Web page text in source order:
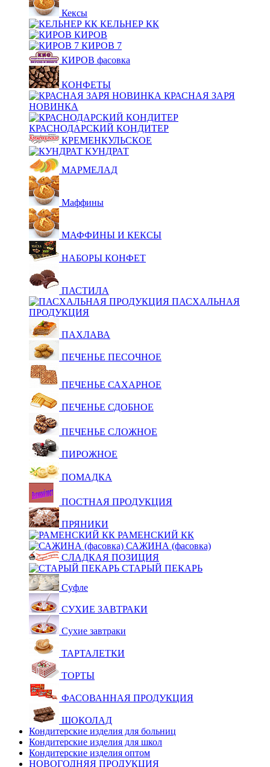
Кексы
КЕЛЬНЕР КК
КИРОВ
КИРОВ 7
КИРОВ фасовка
КОНФЕТЫ
КРАСНАЯ ЗАРЯ
НОВИНКА
КРАСНОДАРСКИЙ КОНДИТЕР
КРЕМЕНКУЛЬСКОЕ
КУНДРАТ
МАРМЕЛАД
Маффины
МАФФИНЫ И КЕКСЫ
НАБОРЫ КОНФЕТ
ПАСТИЛА
ПАСХАЛЬНАЯ
ПРОДУКЦИЯ
ПАХЛАВА
ПЕЧЕНЬЕ ПЕСОЧНОЕ
ПЕЧЕНЬЕ САХАРНОЕ
ПЕЧЕНЬЕ СДОБНОЕ
ПЕЧЕНЬЕ СЛОЖНОЕ
ПИРОЖНОЕ
ПОМАДКА
ПОСТНАЯ ПРОДУКЦИЯ
ПРЯНИКИ
РАМЕНСКИЙ КК
САЖИНА (фасовка)
СЛАДКАЯ ПОЗИЦИЯ
СТАРЫЙ ПЕКАРЬ
Суфле
СУХИЕ ЗАВТРАКИ
Сухие завтраки
ТАРТАЛЕТКИ
ТОРТЫ
ФАСОВАННАЯ ПРОДУКЦИЯ
ШОКОЛАД
Кондитерские изделия для больниц
Кондитерские изделия для школ
Кондитерские изделия оптом
НОВОГОДНЯЯ ПРОДУКЦИЯ